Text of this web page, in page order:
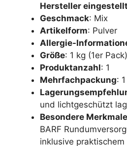
Hersteller
Geschmack: Mix
Artikelform: Pulver
Allergie-
Größe: 1 kg (1er Pack)
Produktanzahl: 1
Mehrfachpackung: 1
und lichtgeschützt
Besondere Merkmale
BARF
inklusive